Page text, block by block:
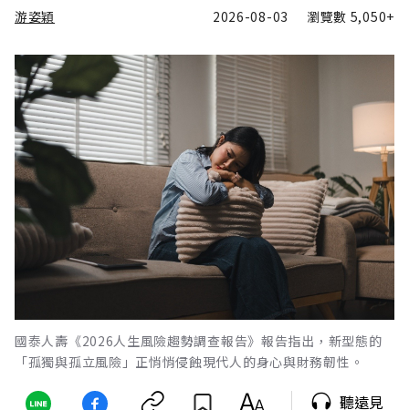
游姿穎 2026-08-03 瀏覽數 5,050+
國泰人壽《2026人生風險趨勢調查報告》報告指出，新型態的
「孤獨與孤立風險」正悄悄侵蝕現代人的身心與財務韌性。
聽遠見